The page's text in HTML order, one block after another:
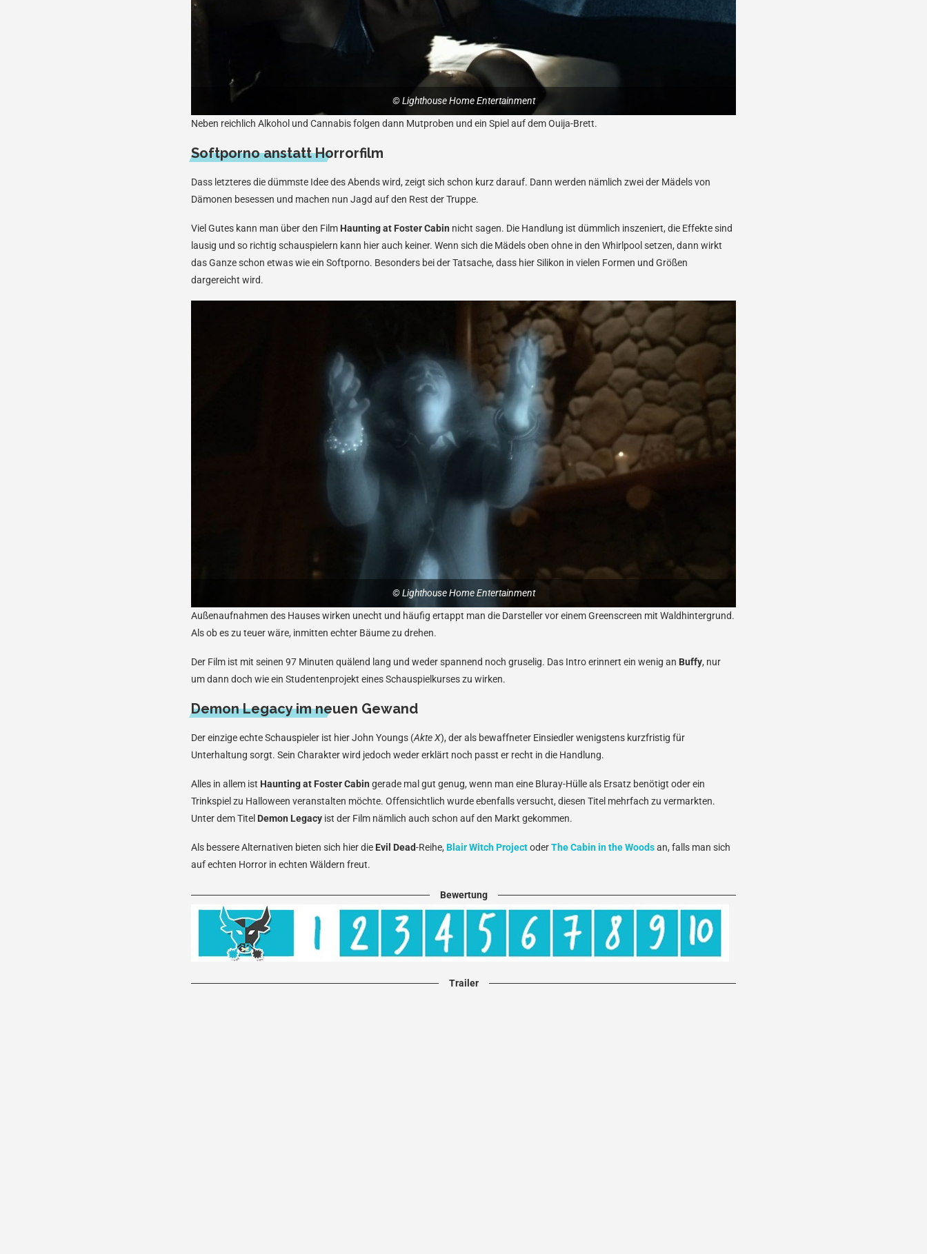
© Lighthouse Home Entertainment
Neben reichlich Alkohol und Cannabis folgen dann Mutproben und ein Spiel auf dem Ouija-Brett.
Softporno anstatt Horrorfilm
Dass letzteres die dümmste Idee des Abends wird, zeigt sich schon kurz darauf. Dann werden nämlich zwei der Mädels von
Dämonen besessen und machen nun Jagd auf den Rest der Truppe.
Viel Gutes kann man über den Film Haunting at Foster Cabin nicht sagen. Die Handlung ist dümmlich inszeniert, die Effekte sind
lausig und so richtig schauspielern kann hier auch keiner. Wenn sich die Mädels oben ohne in den Whirlpool setzen, dann wirkt
das Ganze schon etwas wie ein Softporno. Besonders bei der Tatsache, dass hier Silikon in vielen Formen und Größen
dargereicht wird.
© Lighthouse Home Entertainment
Außenaufnahmen des Hauses wirken unecht und häufig ertappt man die Darsteller vor einem Greenscreen mit Waldhintergrund.
Als ob es zu teuer wäre, inmitten echter Bäume zu drehen.
Der Film ist mit seinen 97 Minuten quälend lang und weder spannend noch gruselig. Das Intro erinnert ein wenig an Buffy, nur
um dann doch wie ein Studentenprojekt eines Schauspielkurses zu wirken.
Demon Legacy im neuen Gewand
Der einzige echte Schauspieler ist hier John Youngs (Akte X), der als bewaffneter Einsiedler wenigstens kurzfristig für
Unterhaltung sorgt. Sein Charakter wird jedoch weder erklärt noch passt er recht in die Handlung.
Alles in allem ist Haunting at Foster Cabin gerade mal gut genug, wenn man eine Bluray-Hülle als Ersatz benötigt oder ein
Trinkspiel zu Halloween veranstalten möchte. Offensichtlich wurde ebenfalls versucht, diesen Titel mehrfach zu vermarkten.
Unter dem Titel Demon Legacy ist der Film nämlich auch schon auf den Markt gekommen.
Als bessere Alternativen bieten sich hier die Evil Dead-Reihe, Blair Witch ProjectoderThe Cabin in the Woodsan, falls man sich
auf echten Horror in echten Wäldern freut.
Bewertung
Trailer